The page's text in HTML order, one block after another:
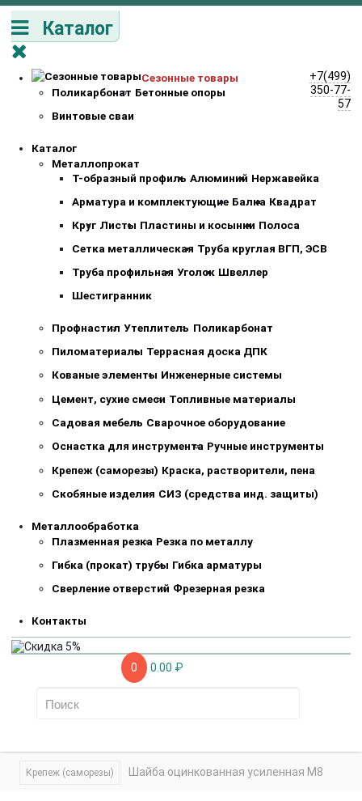
Каталог
Сезонные товары
Поликарбонат Бетонные опоры
Винтовые сваи
Каталог
Металлопрокат
Т-образный профиль Алюминий Нержавейка
Арматура и комплектующие Балка Квадрат
Круг Листы Пластины и косынки Полоса
Сетка металлическая Труба круглая ВГП, ЭСВ
Труба профильная Уголок Швеллер
Шестигранник
Профнастил Утеплитель Поликарбонат
Пиломатериалы Террасная доска ДПК
Кованые элементы Инженерные системы
Цемент, сухие смеси Топливные материалы
Садовая мебель Сварочное оборудование
Оснастка для инструмента Ручные инструменты
Крепеж (саморезы) Краска, растворители, пена
Скобяные изделия СИЗ (средства инд. защиты)
Металлообработка
Плазменная резка Резка по металлу
Гибка (прокат) трубы Гибка арматуры
Сверление отверстий Фрезерная резка
Контакты
+7(499)
350-77-
57
0 0.00 ₽
Крепеж (саморезы) Шайба оцинкованная усиленная М8